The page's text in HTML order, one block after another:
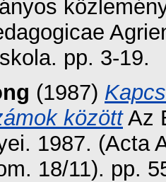
pp. 3-19.
(1987)
közöttAz
1987. (Acta
18/11). pp.